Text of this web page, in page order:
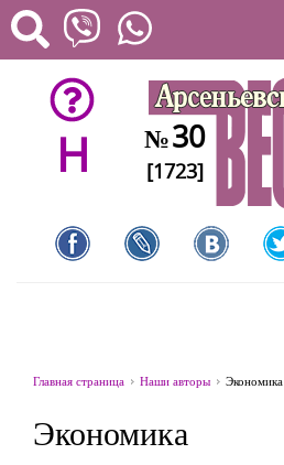
H №30
[1723]
Главная страница Наши авторы Экономика
Экономика